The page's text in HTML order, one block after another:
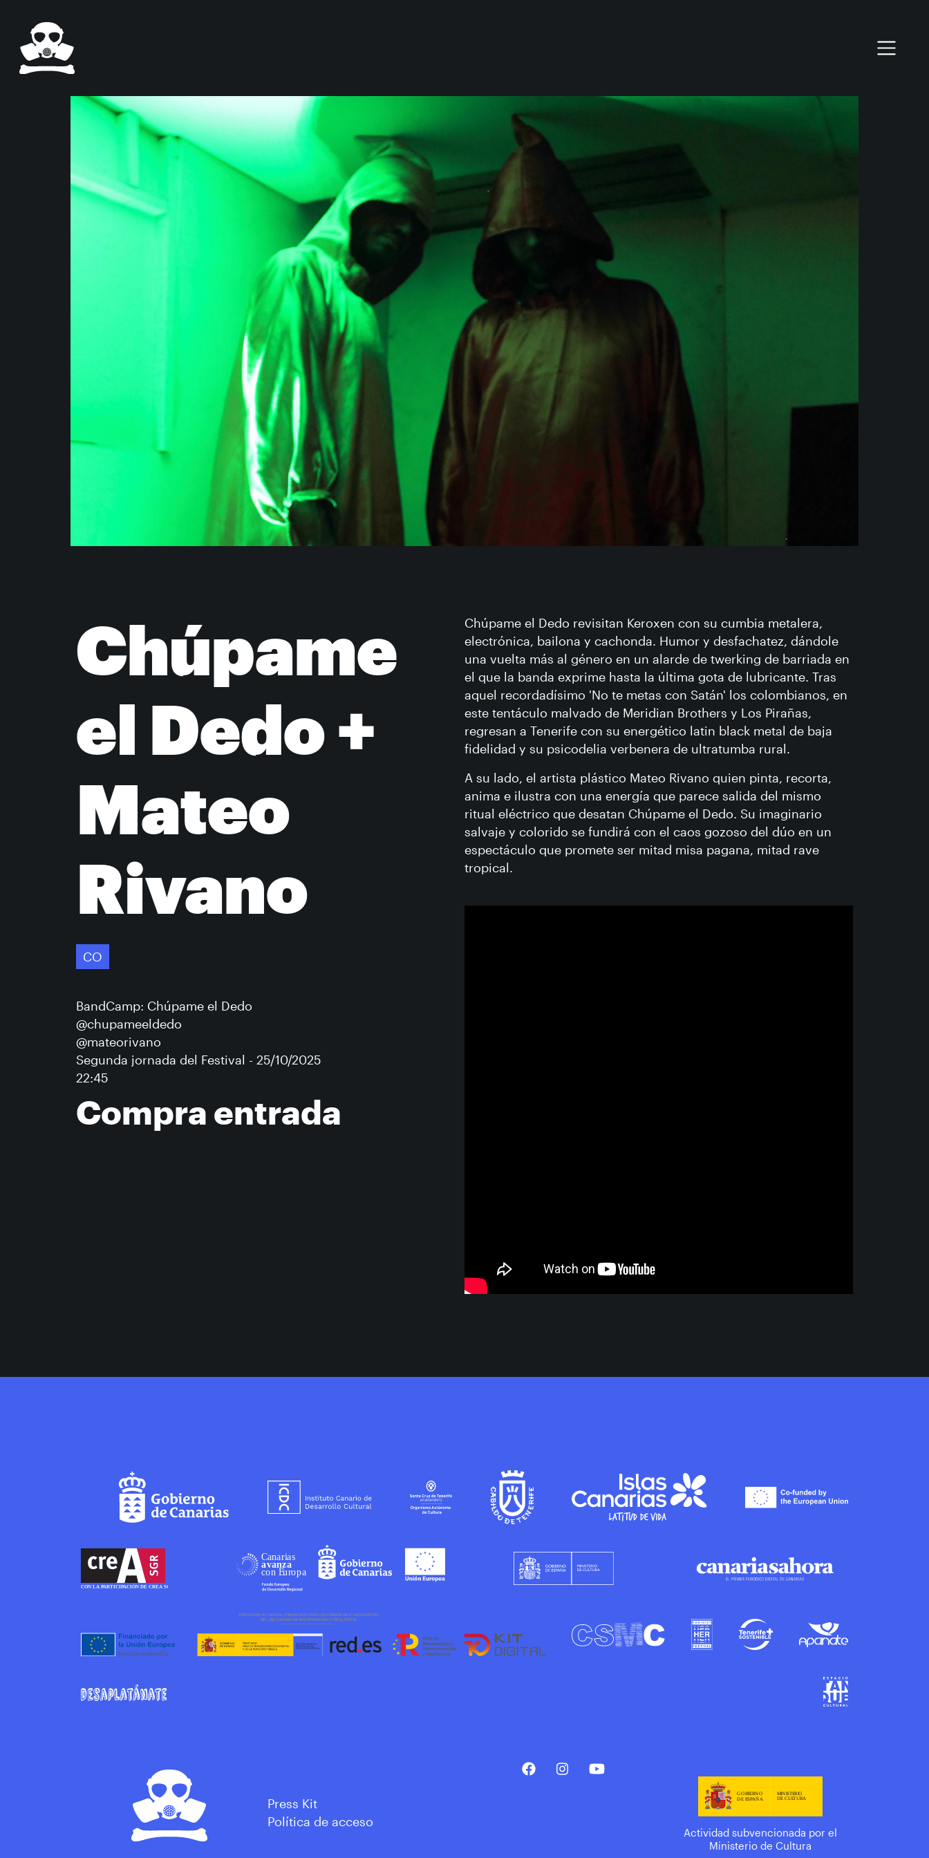
Chúpame
el Dedo +
Mateo
Rivano
CO
BandCamp: Chúpame el Dedo
@chupameeldedo
@mateorivano
Segunda jornada del Festival - 25/10/2025
22:45
Compra entrada
Chúpame el Dedo revisitan Keroxen con su cumbia metalera,
electrónica, bailona y cachonda. Humor y desfachatez, dándole
una vuelta más al género en un alarde de twerking de barriada en
el que la banda exprime hasta la última gota de lubricante. Tras
aquel recordadísimo 'No te metas con Satán' los colombianos, en
este tentáculo malvado de Meridian Brothers y Los Pirañas,
regresan a Tenerife con su energético latin black metal de baja
fidelidad y su psicodelia verbenera de ultratumba rural.
A su lado, el artista plástico Mateo Rivano quien pinta, recorta,
anima e ilustra con una energía que parece salida del mismo
ritual eléctrico que desatan Chúpame el Dedo. Su imaginario
salvaje y colorido se fundirá con el caos gozoso del dúo en un
espectáculo que promete ser mitad misa pagana, mitad rave
tropical.
Press Kit
Política de acceso
Actividad subvencionada por el
Ministerio de Cultura